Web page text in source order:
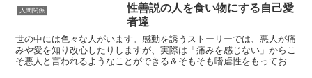
るです。自己愛が不健康な...
人間関係
性善説の人を食い物にする自己愛
者達
世の中には色々な人がいます。感動を誘うストーリーでは、悪人が痛
みや愛を知り改心したりしますが、実際は「痛みを感じない」からこ
そ悪人と言われるようなことができる＆そもそも嗜虐性をもっており